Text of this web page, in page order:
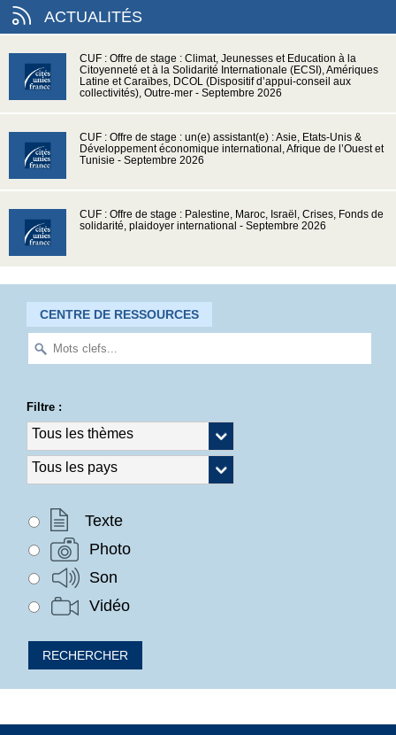
ACTUALITÉS
CUF : Offre de stage : Climat, Jeunesses et Education à la
Citoyenneté et à la Solidarité Internationale (ECSI), Amériques
Latine et Caraïbes, DCOL (Dispositif d’appui-conseil aux
collectivités), Outre-mer - Septembre 2026
CUF : Offre de stage : un(e) assistant(e) : Asie, Etats-Unis &
Développement économique international, Afrique de l’Ouest et
Tunisie - Septembre 2026
CUF : Offre de stage : Palestine, Maroc, Israël, Crises, Fonds de
solidarité, plaidoyer international - Septembre 2026
CENTRE DE RESSOURCES
Filtre :
Texte
Photo
Son
Vidéo